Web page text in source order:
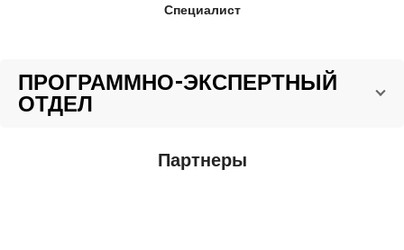
Специалист
ПРОГРАММНО-ЭКСПЕРТНЫЙ
ОТДЕЛ
Партнеры